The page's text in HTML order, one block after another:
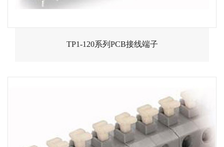
TP1-120系列PCB接线端子